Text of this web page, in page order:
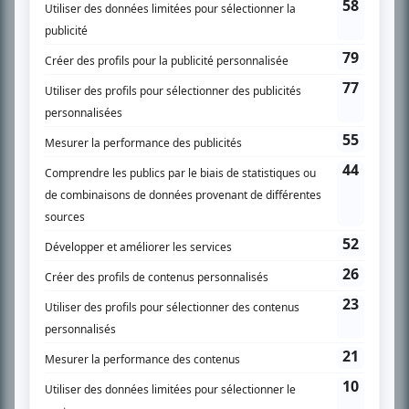
SUR LE RÉSEAU BIZZ MÉDIA
Accueil
Liste des oeuvres
Liste des comédiens
Recherche avancée
À propos
Nous contacter
Termes et conditions
Politique de confidentialité